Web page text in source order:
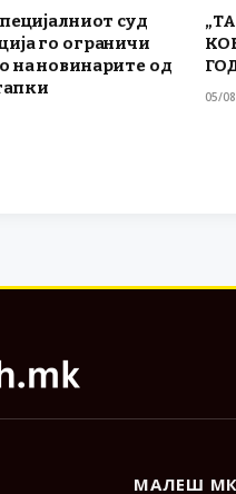
суд
го ограничи
на новинарите од
05/
МАЛЕШ МК